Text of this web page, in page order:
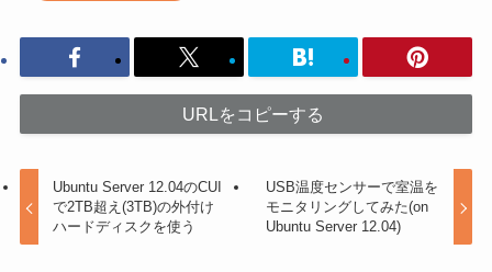
URLをコピーする
Ubuntu Server 12.04のCUI
で2TB超え(3TB)の外付け
ハードディスクを使う
USB温度センサーで室温を
モニタリングしてみた(on
Ubuntu Server 12.04)